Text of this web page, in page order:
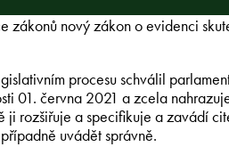
zákonů nový zákon o evidenci
procesu schválil
01. června 2021 a zcela
ji rozšiřuje a specifikuje a zavádí
uvádět správně.